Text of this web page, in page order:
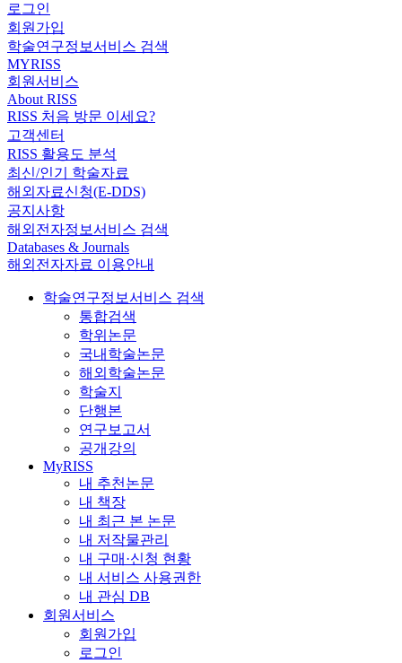
로그인
회원가입
학술연구정보서비스 검색
MYRISS
회원서비스
About RISS
RISS 처음 방문 이세요?
고객센터
RISS 활용도 분석
최신/인기 학술자료
해외자료신청(E-DDS)
공지사항
해외전자정보서비스 검색
Databases & Journals
해외전자자료 이용안내
학술연구정보서비스 검색
통합검색
학위논문
국내학술논문
해외학술논문
학술지
단행본
연구보고서
공개강의
MyRISS
내 추천논문
내 책장
내 최근 본 논문
내 저작물관리
내 구매·신청 현황
내 서비스 사용권한
내 관심 DB
회원서비스
회원가입
로그인